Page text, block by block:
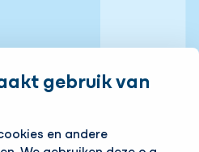
gebruik van
en andere